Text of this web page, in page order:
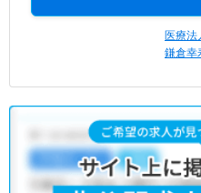
医療
鎌倉幸